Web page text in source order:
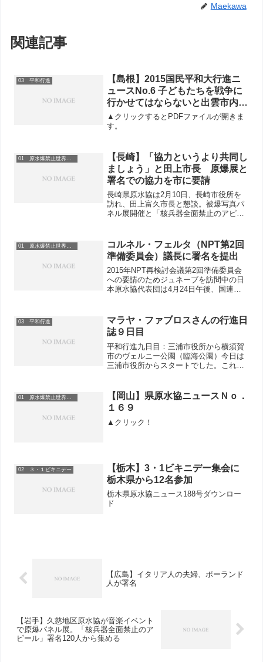
Maekawa
関連記事
03 平和行進
【島根】2015国民平和大行進ニ
ュースNo.6 子どもたちを戦争に
行かせてはならないと出雲市内を
行進
▲クリックするとPDFファイルが開きま
す。
01 原水爆禁止世界大会
【長崎】「協力というより共同し
ましょう」と田上市長 原爆展と
署名での協力を市に要請
長崎県原水協は2月10日、長崎市役所を
訪れ、田上富久市長と懇談。被爆写真パ
ネル展開催と「核兵器全面禁止のアピー
の目平和行進へのメッセージ、原水爆禁
止世界大会での連帯の挨拶...
01 原水爆禁止世界大会
コルネル・フェルタ（NPT第2回
準備委員会）議長に署名を提出
2015年NPT再検討会議第2回準備委員会
への要請のためジュネーブを訪問中の日
本原水協代表団は4月24日午後、国連欧
1031筆を会議議長のコルネル・フェルタ
大使と国連...
03 平和行進
マラヤ・ファブロスさんの行進日
誌９日目
平和行進九日目：三浦市役所から横須賀
市のヴェルニー公園（臨海公園）今日は
三浦市役所からスタートでした。これま
その街に住む被爆者の方々からのメッセ
ージや地域の原水協、そし...
01 原水爆禁止世界大会
【岡山】県原水協ニュースＮｏ．
１６９
▲クリック！
02 ３・１ビキニデー
【栃木】3・1ビキニデー集会に
栃木県から12名参加
栃木県原水協ニュース188号ダウンロー
ド
【広島】イタリア人の夫婦、ポーランド
人が署名
【岩手】久慈地区原水協が音楽イベント
で原爆パネル展。「核兵器全面禁止のア
ピール」署名120人から集める